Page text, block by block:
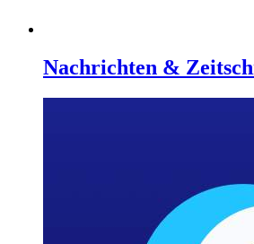
Nachrichten &